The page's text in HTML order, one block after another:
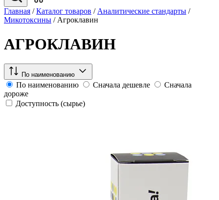
Главная / Каталог товаров / Аналитические стандарты /
Микотоксины / Агроклавин
АГРОКЛАВИН
По наименованию
По наименованию Сначала дешевле
Сначала
дороже
Доступность (сырье)